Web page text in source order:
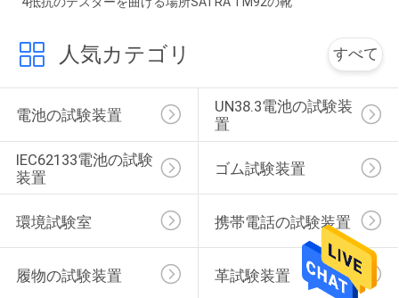
人気カテゴリ すべて
電池の試験装置
UN38.3電池の試験装
置
IEC62133電池の試験
装置
ゴム試験装置
環境試験室 携帯電話の試験装置
履物の試験装置 革試験装置